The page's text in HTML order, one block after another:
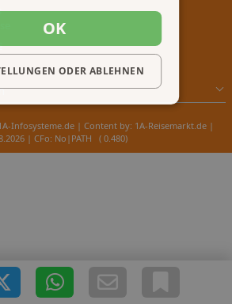
Infosysteme.de | Content by: 1A-Reisemarkt.de |
| CFo: No|PATH ( 0.480)
OK
ODER ABLEHNEN